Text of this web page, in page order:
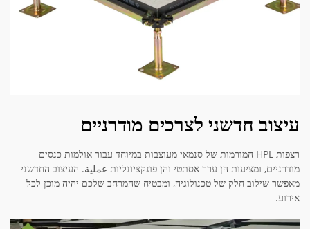
עיצוב חדשני לצרכים מודרניים
רצפות HPL המורמות של סנמאי מעוצבות במיוחד עבור אולמות כנסים
מודרניים, ומציעות הן ערך אסתטי והן פונקציונליות عملية. העיצוב החדשני
מאפשר שילוב חלק של טכנולוגיה, ומבטיח שהמרחב שלכם יהיה מוכן לכל
אירוע.